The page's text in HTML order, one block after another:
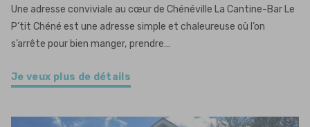
Une adresse conviviale au cœur de Chénéville La Cantine-Bar Le
P’tit Chéné est une adresse simple et chaleureuse où l’on
s’arrête pour bien manger, prendre…
Je veux plus de détails